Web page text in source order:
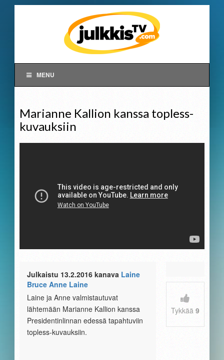
MENU
Marianne Kallion kanssa topless-
kuvauksiin
Julkaistu 13.2.2016 kanava Laine
Bruce Anne Laine
Laine ja Anne valmistautuvat
lähtemään Marianne Kallion kanssa
Presidentinlinnan edessä tapahtuviin
topless-kuvauksiin.
Tykkää 9